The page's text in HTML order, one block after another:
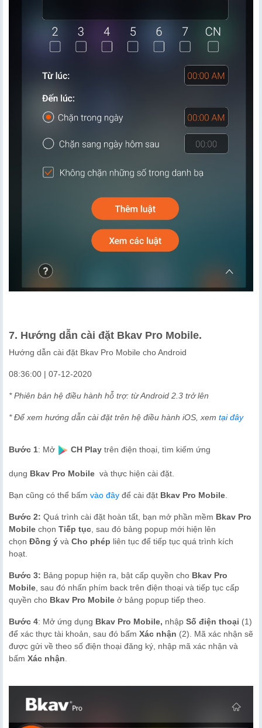
7. Hướng dẫn cài đặt Bkav Pro Mobile.
Hướng dẫn cài đặt Bkav Pro Mobile cho Android
08:36:00 | 07-12-2020
* Phiên bản hệ điều hành hỗ trợ: từ Android 2.3 trở lên
* Để xem hướng dẫn cài đặt trên hệ điều hành iOS, xem tại đây
Bước 1: Mở CH Play trên điện thoại, tìm kiếm ứng
dụng Bkav Pro Mobile và thực hiện cài đặt.
Bạn cũng có thể bấm vào đây để cài đặt Bkav Pro Mobile
Bước 2: Quá trình cài đặt hoàn tất, bạn mở phần mềm Bkav Pro
Mobile chọn Tiếp tục , sau đó bảng popup mới hiện lên
chọn Đồng ý và Cho phép liên tục để tiếp tục quá trình kích
hoạt.
Bước 3: Bảng popup hiện ra, bật cấp quyền cho Bkav Pro
Mobile , sau đó nhấn phím back trên điện thoại và tiếp tục cấp
quyền cho Bkav Pro Mobile ở bảng popup tiếp theo.
Bước 4: Mở ứng dụng Bkav Pro Mobile, nhập Số điện thoại (1)
để xác thực tài khoản, sau đó bấm Xác nhận (2). Mã xác nhận sẽ
được gửi về theo số điện thoại đăng ký, nhập mã xác nhận và
bấm Xác nhận